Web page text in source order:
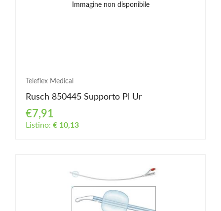
Immagine non disponibile
Teleflex Medical
Rusch 850445 Supporto Pl Ur
€7,91
Listino: € 10,13